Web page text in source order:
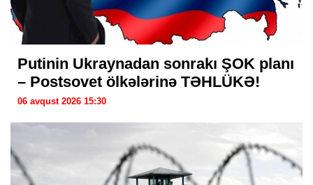
Putinin Ukraynadan sonrakı ŞOK planı
– Postsovet ölkələrinə TƏHLÜKƏ!
06 avqust 2026 15:30